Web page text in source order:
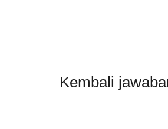
Kembali